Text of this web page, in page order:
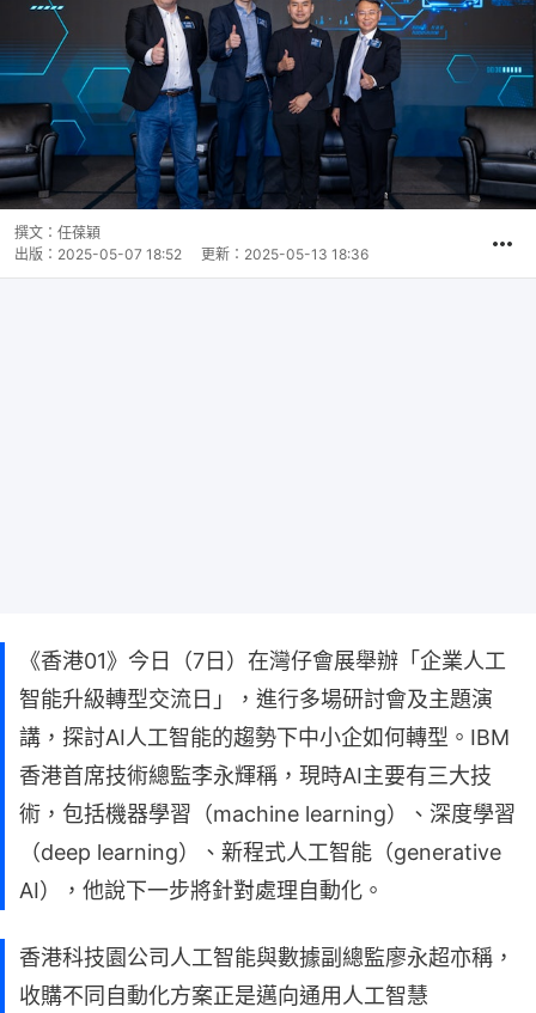
撰文： 任葆穎
出版： 2025-05-07 18:52 更新： 2025-05-13 18:36
《香港01》今日（7日）在灣仔會展舉辦「企業人工
智能升級轉型交流日」，進行多場研討會及主題演
講，探討AI人工智能的趨勢下中小企如何轉型。IBM
香港首席技術總監李永輝稱，現時AI主要有三大技
術，包括機器學習（machine learning）、深度學習
（deep learning）、新程式人工智能（generative
AI），他說下一步將針對處理自動化。
香港科技園公司人工智能與數據副總監廖永超亦稱，
收購不同自動化方案正是邁向通用人工智慧